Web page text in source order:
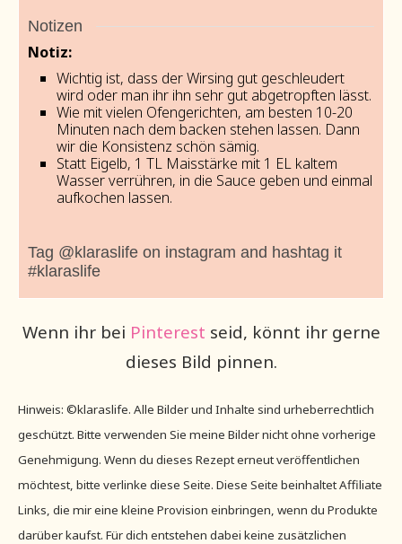
Notizen
Notiz:
Wichtig ist, dass der Wirsing gut geschleudert
wird oder man ihr ihn sehr gut abgetropften lässt.
Wie mit vielen Ofengerichten, am besten 10-20
Minuten nach dem backen stehen lassen. Dann
wir die Konsistenz schön sämig.
Statt Eigelb, 1 TL Maisstärke mit 1 EL kaltem
Wasser verrühren, in die Sauce geben und einmal
aufkochen lassen.
Tag @klaraslife on instagram and hashtag it
#klaraslife
Wenn ihr bei Pinterest seid, könnt ihr gerne
dieses Bild pinnen.
Hinweis: ©klaraslife. Alle Bilder und Inhalte sind urheberrechtlich
geschützt. Bitte verwenden Sie meine Bilder nicht ohne vorherige
Genehmigung. Wenn du dieses Rezept erneut veröffentlichen
möchtest, bitte verlinke diese Seite. Diese Seite beinhaltet Affiliate
Links, die mir eine kleine Provision einbringen, wenn du Produkte
darüber kaufst. Für dich entstehen dabei keine zusätzlichen